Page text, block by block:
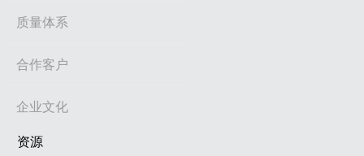
质量体系
合作客户
企业文化
资源